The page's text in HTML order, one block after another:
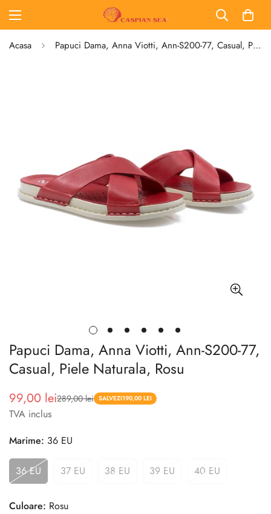
Acasa Papuci Dama, Anna Viotti, Ann-S200-77, Casual, Piele Naturala, Rosu
Papuci Dama, Anna Viotti, Ann-S200-77,
Casual, Piele Naturala, Rosu
Pret
redus
99,00 lei
Pret 289,00 lei SALVEZI190,00 LEI
TVA inclus
Marime: 36 EU
36 EU 37 EU 38 EU 39 EU 40 EU
Culoare: Rosu